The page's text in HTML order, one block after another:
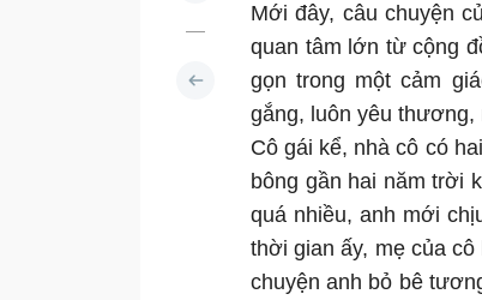
Mới đây, câu chuyện
quan tâm lớn từ cộng
gọn trong một cảm
gắng, luôn yêu
Cô gái kể, nhà cô có
bông gần hai năm trời
quá nhiều, anh mới
thời gian ấy, mẹ của
chuyện anh bỏ bê